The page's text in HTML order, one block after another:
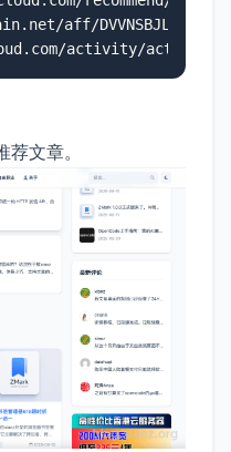
aff/
activity/
文章。